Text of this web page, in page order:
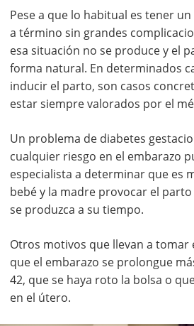
Pese a que lo habitual es tener
a término sin grandes
esa situación no se produce y el
forma natural. En determinados
inducir el parto, son casos
estar siempre valorados por el
Un problema de diabetes
cualquier riesgo en el embarazo
especialista a determinar que es
bebé y la madre provocar el
se produzca a su tiempo.
Otros motivos que llevan a tomar
que el embarazo se prolongue
42, que se haya roto la bolsa o
en el útero.